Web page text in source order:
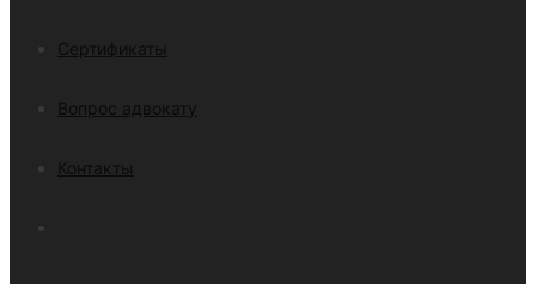
Сертификаты
Вопрос адвокату
Контакты